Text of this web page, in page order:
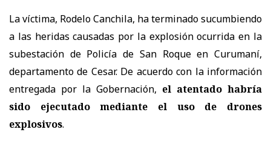
La víctima, Rodelo Canchila, ha terminado sucumbiendo
a las heridas causadas por la explosión ocurrida en la
subestación de Policía de San Roque en Curumaní,
departamento de Cesar. De acuerdo con la información
entregada por la Gobernación, el atentado habría
sido ejecutado mediante el uso de drones
explosivos.